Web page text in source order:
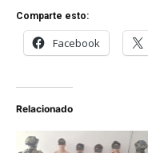
Comparte esto:
Facebook
Relacionado